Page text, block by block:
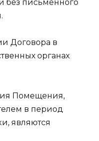
без письменного
Договора в
органах
Помещения,
в период
являются